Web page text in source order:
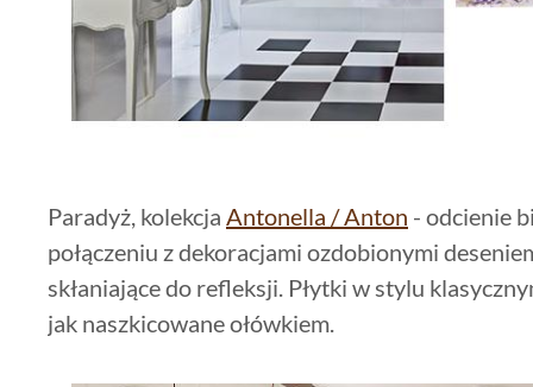
Paradyż, kolekcja Antonella / Anton - odcienie
połączeniu z dekoracjami ozdobionymi
skłaniające do refleksji. Płytki w stylu
jak naszkicowane ołówkiem.